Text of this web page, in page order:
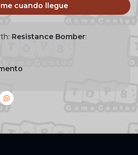
cuando llegue
Resistance Bomber: